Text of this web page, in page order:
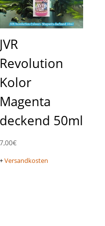
JVR
Revolution
Kolor
Magenta
deckend 50ml
7,00€
+Versandkosten